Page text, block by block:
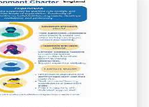
您的學校配備最佳實踐，
習者的教育經驗。今天就
考慮學生安全！